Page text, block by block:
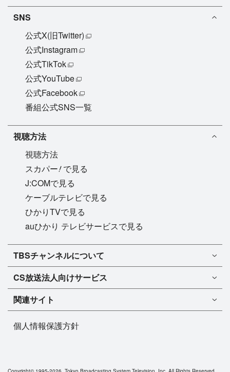
SNS
公式X(旧Twitter)
公式Instagram
公式TikTok
公式YouTube
公式Facebook
番組公式SNS一覧
視聴方法
視聴方法
スカパー!で見る
J:COMで見る
ケーブルテレビで見る
ひかりTVで見る
auひかり テレビサービスで見る
TBSチャンネル1
TBSチャンネル2
マンスリーガイド［PDF］
TBSチャンネルについて
TBSチャンネルについて
FAQ・よくあるご質問
インフォメーション
プレゼント
CS放送法人向けサービス
法人向けサービスについて
TBSチャンネル1
TBSチャンネル2
今月放送
ドラマ
バラエティ
音楽
アニメ・特撮
関連サイト
BS-TBS
個人情報保護方針